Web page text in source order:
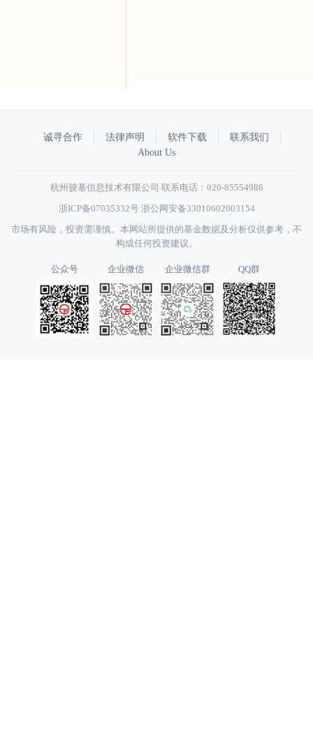
诚寻合作 法律声明 软件下载
联系我们
About Us
杭州骏基信息技术有限公司 联系电话：020-85554986
浙ICP备07035332号 浙公网安备33010602003154
市场有风险，投资需谨慎。本网站所提供的基金数据及分析仅供参考，不
构成任何投资建议。
公众号 企业微信 企业微信群 QQ群